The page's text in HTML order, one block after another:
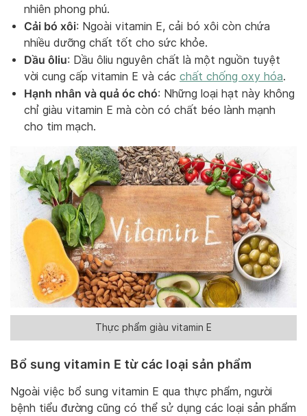
nhiên phong phú.
Cải bó xôi: Ngoài vitamin E, cải bó xôi còn chứa
nhiều dưỡng chất tốt cho sức khỏe.
Dầu ôliu: Dầu ôliu nguyên chất là một nguồn tuyệt
vời cung cấp vitamin E và các chất chống oxy hóa.
Hạnh nhân và quả óc chó: Những loại hạt này không
chỉ giàu vitamin E mà còn có chất béo lành mạnh
cho tim mạch.
Thực phẩm giàu vitamin E
Bổ sung vitamin E từ các loại sản phẩm
Ngoài việc bổ sung vitamin E qua thực phẩm, người
bệnh tiểu đường cũng có thể sử dụng các loại sản phẩm